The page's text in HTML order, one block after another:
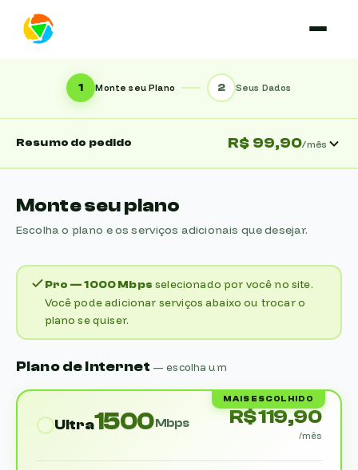
1 Monte seu Plano 2 Seus Dados
Resumo do pedido R$ 99,90/mês
Monte seu plano
Escolha o plano e os serviços adicionais que desejar.
Pro —1000 Mbps selecionado por você no site.
Você pode adicionar serviços abaixo ou trocar o
plano se quiser.
Plano de Internet — escolha um
MAIS ESCOLHIDO
Ultra1500Mbps R$ 119,90
/mês